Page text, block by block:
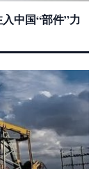
中国“部件”力